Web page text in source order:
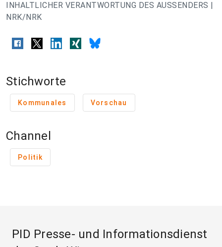
INHALTLICHER VERANTWORTUNG DES AUSSENDERS |
NRK/NRK
Stichworte
Kommunales Vorschau
Channel
Politik
PID Presse- und Informationsdienst